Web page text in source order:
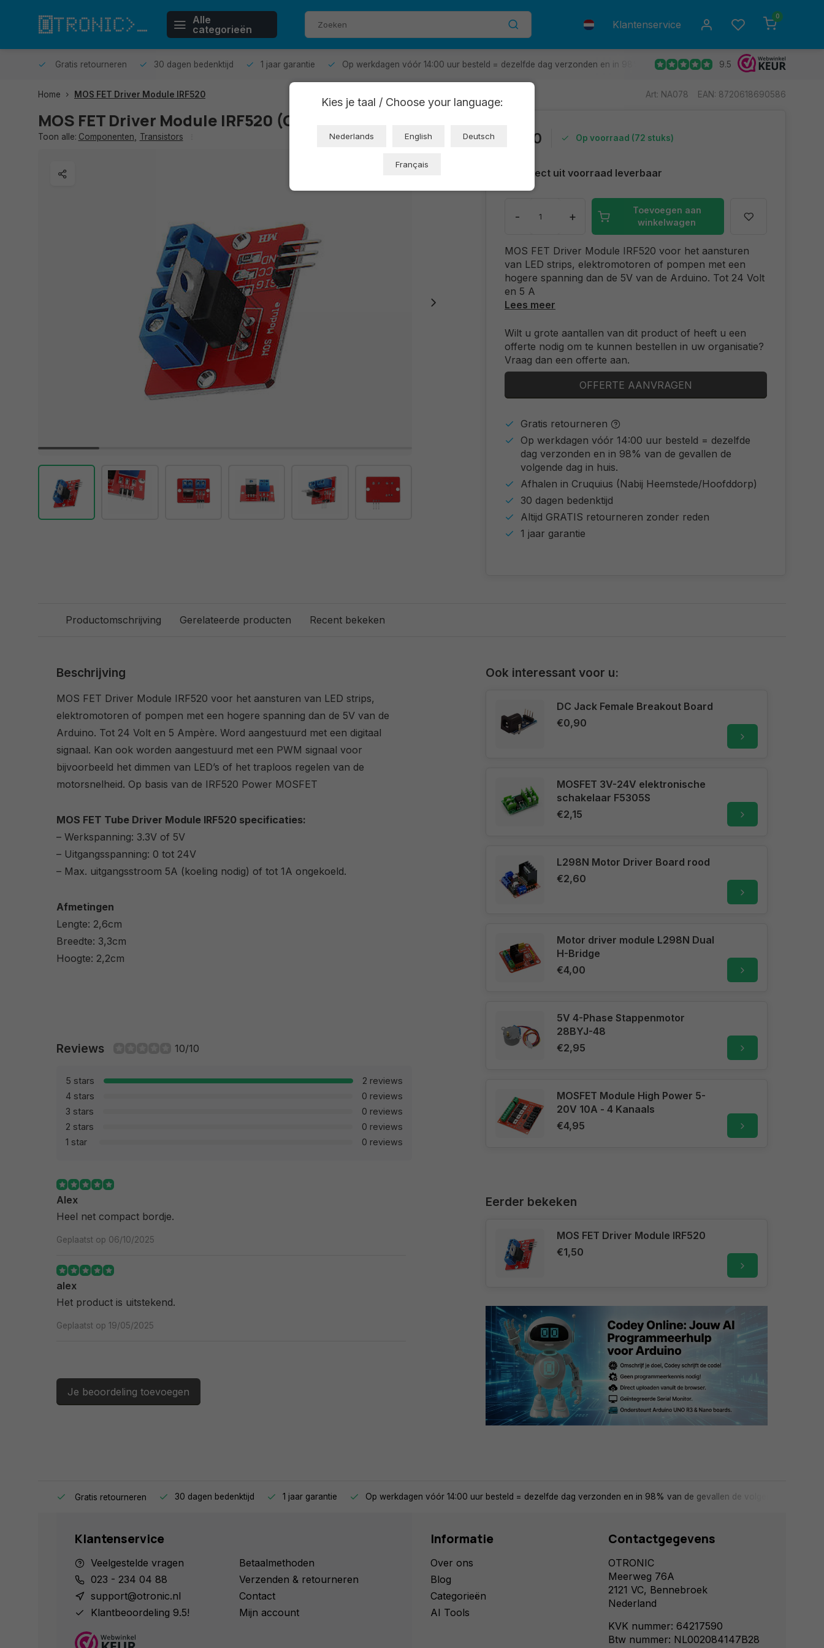
Alle
categorieën
Klantenservice
0
Gratis retourneren 30 dagen bedenktijd 1 jaar garantie Op werkdagen vóór 14:00 uur besteld = dezelfde dag verzonden en in 98% van de gevallen de volgende dag in huis.
9.5
Home MOS FET Driver Module IRF520 Art: NA078 EAN: 8720618690586
MOS FET Driver Module IRF520 (OT3689)
Toon alle: Componenten Transistors €1,50 Op voorraad (72 stuks)
Direct uit voorraad leverbaar
- +
Toevoegen aan
winkelwagen
MOS FET Driver Module IRF520 voor het aansturen
van LED strips, elektromotoren of pompen met een
hogere spanning dan de 5V van de Arduino. Tot 24 Volt
en 5 A
Lees meer
Wilt u grote aantallen van dit product of heeft u een
offerte nodig om te kunnen bestellen in uw organisatie?
Vraag dan een offerte aan.
OFFERTE AANVRAGEN
Gratis retourneren
Op werkdagen vóór 14:00 uur besteld = dezelfde
dag verzonden en in 98% van de gevallen de
volgende dag in huis.
Afhalen in Cruquius (Nabij Heemstede/Hoofddorp)
30 dagen bedenktijd
Altijd GRATIS retourneren zonder reden
1 jaar garantie
Productomschrijving Gerelateerde producten Recent bekeken
Beschrijving
MOS FET Driver Module IRF520 voor het aansturen van LED strips,
elektromotoren of pompen met een hogere spanning dan de 5V van de
Arduino. Tot 24 Volt en 5 Ampère. Word aangestuurd met een digitaal
signaal. Kan ook worden aangestuurd met een PWM signaal voor
bijvoorbeeld het dimmen van LED’s of het traploos regelen van de
motorsnelheid. Op basis van de IRF520 Power MOSFET
MOS FET Tube Driver Module IRF520 specificaties:
– Werkspanning: 3.3V of 5V
– Uitgangsspanning: 0 tot 24V
– Max. uitgangsstroom 5A (koeling nodig) of tot 1A ongekoeld.
Afmetingen
Lengte: 2,6cm
Breedte: 3,3cm
Hoogte: 2,2cm
Reviews 10/10
5 stars
2 reviews
4 stars
0 reviews
3 stars
0 reviews
2 stars
0 reviews
1 star
0 reviews
Alex
Heel net compact bordje.
Geplaatst op 06/10/2025
alex
Het product is uitstekend.
Geplaatst op 19/05/2025
Je beoordeling toevoegen
Ook interessant voor u:
DC Jack Female Breakout Board
€0,90
MOSFET 3V-24V elektronische
schakelaar F5305S
€2,15
L298N Motor Driver Board rood
€2,60
Motor driver module L298N Dual
H-Bridge
€4,00
5V 4-Phase Stappenmotor
28BYJ-48
€2,95
MOSFET Module High Power 5-
20V 10A - 4 Kanaals
€4,95
Eerder bekeken
MOS FET Driver Module IRF520
€1,50
Kies je taal / Choose your language:
Nederlands English Deutsch
Français
Gratis retourneren 30 dagen bedenktijd 1 jaar garantie Op werkdagen vóór 14:00 uur besteld = dezelfde dag verzonden en in 98% van de gevallen de volgende dag in
Klantenservice
Veelgestelde vragen
023 - 234 04 88
support@otronic.nl
Klantbeoordeling 9.5!
Betaalmethoden
Verzenden & retourneren
Contact
Mijn account
Informatie
Over ons
Blog
Categorieën
AI Tools
Contactgegevens
OTRONIC
Meerweg 76A
2121 VC, Bennebroek
Nederland
KVK nummer: 64217590
Btw nummer: NL002084147B28